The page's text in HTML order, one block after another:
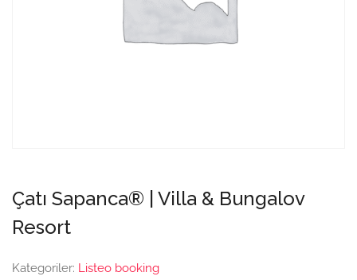
Çatı Sapanca® | Villa & Bungalov
Resort
Kategoriler: Listeo booking